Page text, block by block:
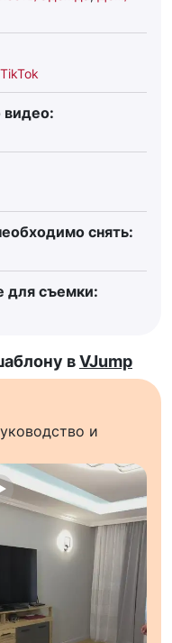
видео:
снять:
для съемки:
вVJump
и